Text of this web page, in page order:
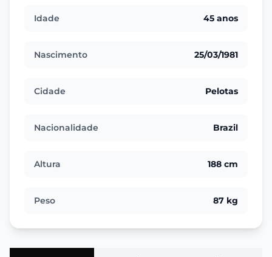
Idade 45 anos
Nascimento 25/03/1981
Cidade Pelotas
Nacionalidade Brazil
Altura 188 cm
Peso 87 kg